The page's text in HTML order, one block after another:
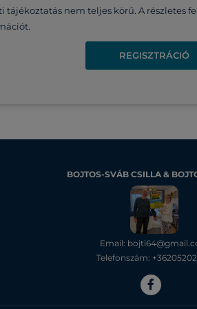
tájékoztatás nem teljes körű. A részletes
REGISZTRÁCIÓ
BOJTOS-SVÁB CSILLA &
Email:
Telefonszám: